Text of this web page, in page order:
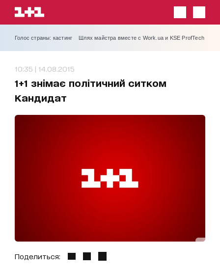
Голос страны: кастинг Шлях майстра вместе с Work.ua и KSE ProfTech
10:35 | 14.08.2015
1+1 знімає політичний ситком
Кандидат
Поделиться: